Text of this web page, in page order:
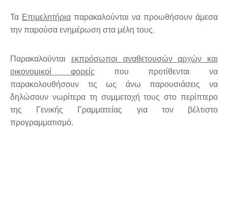
Τα Επιμελητήρια παρακαλούνται να προωθήσουν άμεσα
την παρούσα ενημέρωση στα μέλη τους.
Παρακαλούνται εκπρόσωποι αναθετουσών αρχών και
οικονομικοί φορείς που προτίθενται να
παρακολουθήσουν τις ως άνω παρουσιάσεις να
δηλώσουν νωρίτερα τη συμμετοχή τους στο περίπτερο
της Γενικής Γραμματείας για τον βέλτιστο
προγραμματισμό.